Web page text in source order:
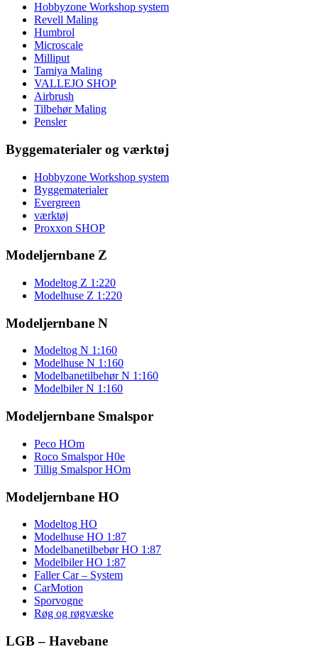
Hobbyzone Workshop system
Revell Maling
Humbrol
Microscale
Milliput
Tamiya Maling
VALLEJO SHOP
Airbrush
Tilbehør Maling
Pensler
Byggematerialer og værktøj
Hobbyzone Workshop system
Byggematerialer
Evergreen
værktøj
Proxxon SHOP
Modeljernbane Z
Modeltog Z 1:220
Modelhuse Z 1:220
Modeljernbane N
Modeltog N 1:160
Modelhuse N 1:160
Modelbanetilbehør N 1:160
Modelbiler N 1:160
Modeljernbane Smalspor
Peco HOm
Roco Smalspor H0e
Tillig Smalspor HOm
Modeljernbane HO
Modeltog HO
Modelhuse HO 1:87
Modelbanetilbebør HO 1:87
Modelbiler HO 1:87
Faller Car – System
CarMotion
Sporvogne
Røg og røgvæske
LGB – Havebane